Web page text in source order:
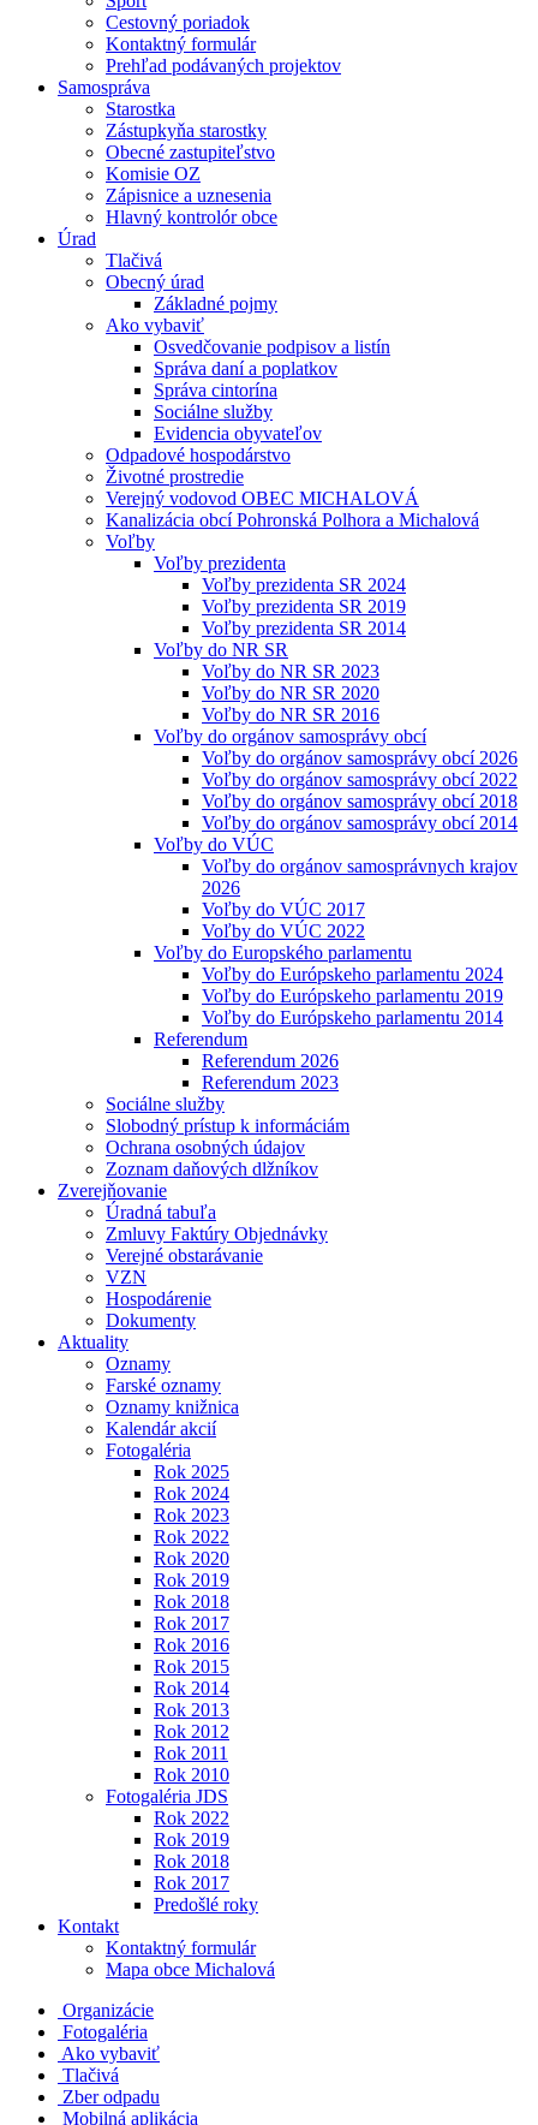
Cestovný poriadok
Kontaktný formulár
Prehľad podávaných projektov
Samospráva
Starostka
Zástupkyňa starostky
Obecné zastupiteľstvo
Komisie OZ
Zápisnice a uznesenia
Hlavný kontrolór obce
Úrad
Tlačivá
Obecný úrad
Základné pojmy
Ako vybaviť
Osvedčovanie podpisov a listín
Správa daní a poplatkov
Správa cintorína
Sociálne služby
Evidencia obyvateľov
Odpadové hospodárstvo
Životné prostredie
Verejný vodovod OBEC MICHALOVÁ
Kanalizácia obcí Pohronská Polhora a Michalová
Voľby
Voľby prezidenta
Voľby prezidenta SR 2024
Voľby prezidenta SR 2019
Voľby prezidenta SR 2014
Voľby do NR SR
Voľby do NR SR 2023
Voľby do NR SR 2020
Voľby do NR SR 2016
Voľby do orgánov samosprávy obcí
Voľby do orgánov samosprávy obcí 2026
Voľby do orgánov samosprávy obcí 2022
Voľby do orgánov samosprávy obcí 2018
Voľby do orgánov samosprávy obcí 2014
Voľby do VÚC
Voľby do orgánov samosprávnych krajov
2026
Voľby do VÚC 2017
Voľby do VÚC 2022
Voľby do Europského parlamentu
Voľby do Európskeho parlamentu 2024
Voľby do Európskeho parlamentu 2019
Voľby do Európskeho parlamentu 2014
Referendum
Referendum 2026
Referendum 2023
Sociálne služby
Slobodný prístup k informáciám
Ochrana osobných údajov
Zoznam daňových dlžníkov
Zverejňovanie
Úradná tabuľa
Zmluvy Faktúry Objednávky
Verejné obstarávanie
VZN
Hospodárenie
Dokumenty
Aktuality
Oznamy
Farské oznamy
Oznamy knižnica
Kalendár akcií
Fotogaléria
Rok 2025
Rok 2024
Rok 2023
Rok 2022
Rok 2020
Rok 2019
Rok 2018
Rok 2017
Rok 2016
Rok 2015
Rok 2014
Rok 2013
Rok 2012
Rok 2011
Rok 2010
Fotogaléria JDS
Rok 2022
Rok 2019
Rok 2018
Rok 2017
Predošlé roky
Kontakt
Kontaktný formulár
Mapa obce Michalová
Organizácie
Fotogaléria
Ako vybaviť
Tlačivá
Zber odpadu
Mobilná aplikácia